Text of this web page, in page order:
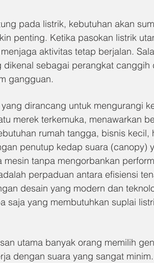
pada listrik, kebutuhan akan
penting. Ketika pasokan listrik
aktivitas tetap berjalan.
dikenal sebagai perangkat canggih
gangguan.
dirancang untuk mengurangi
merek terkemuka, menawarkan
rumah tangga, bisnis kecil,
penutup kedap suara (canopy)
tanpa mengorbankan
perpaduan antara efisiensi
desain yang modern dan
saja yang membutuhkan suplai
utama banyak orang memilih
dengan suara yang sangat